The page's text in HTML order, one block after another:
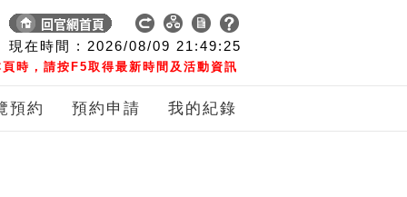
現在時間 : 2026/08/09 21:49:25
時，請按F5取得最新時間及活動資訊
預約 預約申請 我的紀錄